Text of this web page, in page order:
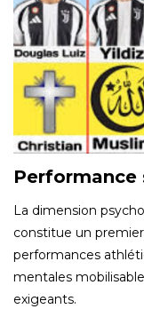
La dimension
constitue un
performances
mentales
exigeants.